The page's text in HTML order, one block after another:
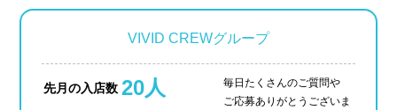
VIVID CREWグループ
先月の入店数 20人
毎日たくさんのご質問や
ご応募ありがとうございま